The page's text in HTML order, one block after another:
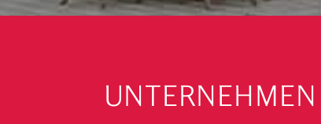
UNTERNEHMEN